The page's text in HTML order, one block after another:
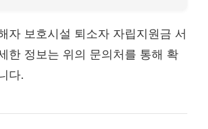
자 보호시설 퇴소자 자립지원금 서
한 정보는 위의 문의처를 통해 확
다.